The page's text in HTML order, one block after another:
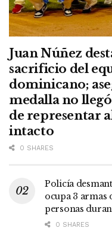
Juan Núñez
sacrificio del
dominicano;
medalla no
de representar
intacto
0 SHARES
Policía
ocupa 3 armas
personas
0 SHARES